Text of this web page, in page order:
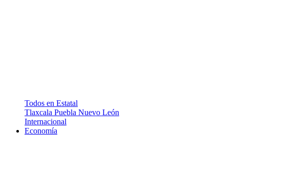
Todos en Estatal
Tlaxcala Puebla Nuevo León
Internacional
Economía